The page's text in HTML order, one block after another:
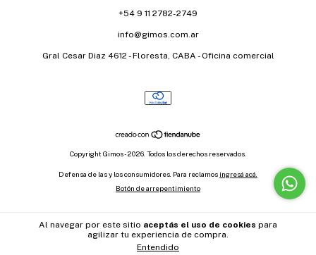
Al navegar por este sitio aceptás el uso de cookies para
agilizar tu experiencia de compra.
Entendido
+54 9 11 2782-2749
info@gimos.com.ar
Gral Cesar Diaz 4612 - Floresta, CABA - Oficina comercial
Copyright Gimos - 2026. Todos los derechos reservados.
Defensa de las y los consumidores. Para reclamos ingresá acá.
Botón de arrepentimiento